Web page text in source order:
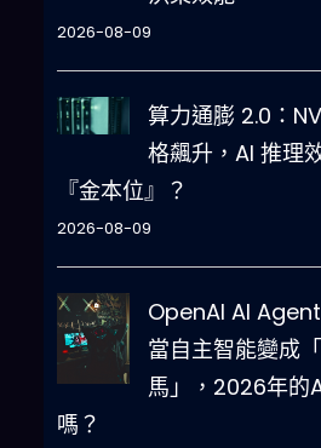
2026-08-09
算力通膨 2.0：
格飆升，AI 推理
『金本位』？
2026-08-09
OpenAI AI
當自主智能變成
馬」，2026年的
嗎？